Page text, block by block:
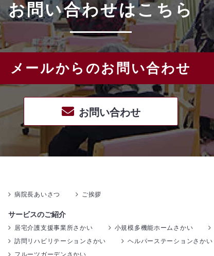
お問い合わせはこちら
メールからのお問い合わせ
お問い合わせ
病院長あいさつ ご挨拶
サービスのご紹介
居宅介護支援事業所さかい 小規模多機能ホームさかい
訪問リハビリテーションさかい
ヘルパーステーションさかい
フルーツガーデンさかい